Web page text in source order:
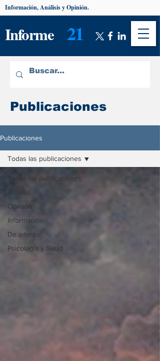
Informe 21
Información, Análisis y Opinión.
Publicaciones
Publicaciones
Todas las publicaciones
Análisis
Opinión
Información
De interés
Psicología y Salud
Todas las publicaciones